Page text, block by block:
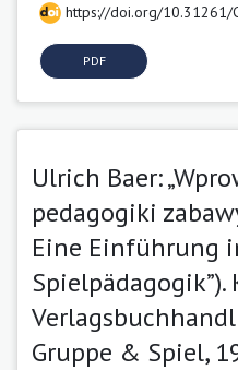
https://doi.org/10.31261/
PDF
Ulrich Baer:
pedagogiki
Eine Einführung
Spielpädagogik”).
Gruppe & Spiel,